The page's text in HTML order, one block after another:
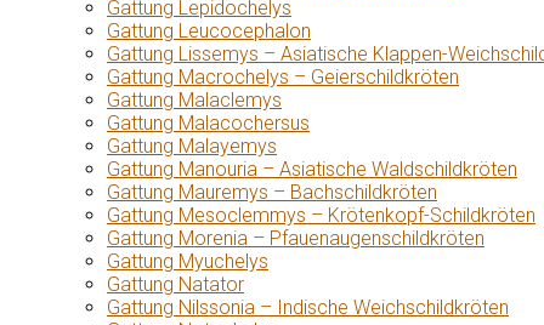
Gattung Lepidochelys
Gattung Leucocephalon
Gattung Lissemys – Asiatische Klappen-
Gattung Macrochelys – Geierschildkröten
Gattung Malaclemys
Gattung Malacochersus
Gattung Malayemys
Gattung Manouria – Asiatische Waldschildkröten
Gattung Mauremys – Bachschildkröten
Gattung Mesoclemmys – Krötenkopf-Schildkröten
Gattung Morenia – Pfauenaugenschildkröten
Gattung Myuchelys
Gattung Natator
Gattung Nilssonia – Indische Weichschildkröten